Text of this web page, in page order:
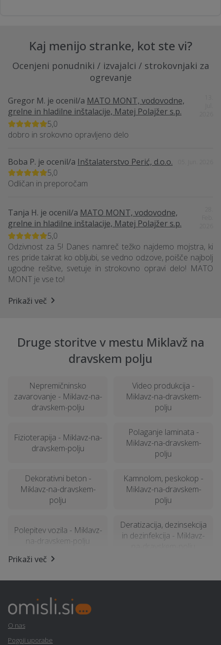
Kaj menijo stranke, kot ste vi?
Ocenjeni ponudniki / izvajalci / strokovnjaki za
ogrevanje
Gregor M. je ocenil/a MATO MONT, vodovodne,
grelne in hladilne inštalacije, Matej Polajžer s.p.
5,0
dobro in srokovno opravljeno delo
Boba P. je ocenil/a Inštalaterstvo Perić, d.o.o.
5,0
Odličan in preporočam
Tanja H. je ocenil/a MATO MONT, vodovodne,
grelne in hladilne inštalacije, Matej Polajžer s.p.
5,0
Odzivnost za 5! Danes namreč težko najdemo mojstra, ki
res pride takrat ko obljubi, se vedno odzove, poišče najbolj
ugodne rešitve, svetuje in strokovno opravi delo! MATO
MONT je vse to!
Prikaži več
Druge storitve v mestu Miklavž na
dravskem polju
Nepremičninsko
zavarovanje - Miklavz-na-
dravskem-polju
Video produkcija -
Miklavz-na-dravskem-
polju
Fizioterapija - Miklavz-na-
dravskem-polju
Polaganje laminata -
Miklavz-na-dravskem-
polju
Dekorativni beton -
Miklavz-na-dravskem-
polju
Kamnolom, peskokop -
Miklavz-na-dravskem-
polju
Polepitev vozila - Miklavz-
na-dravskem-polju
Deratizacija, dezinsekcija
in dezinfekcija - Miklavz-
Miklavz-na-dravskem-
Polaganje vinila - Miklavz-
Prikaži več
O nas
Pogoji uporabe